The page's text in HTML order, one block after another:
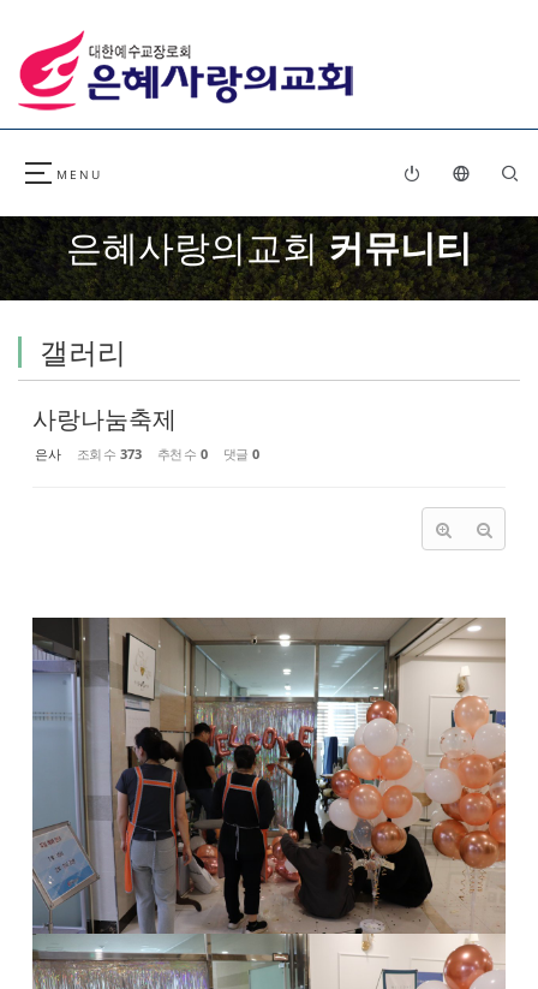
은혜사랑의교회커뮤니티
갤러리
사랑나눔축제
은사 조회 수 373 추천 수 0 댓글 0